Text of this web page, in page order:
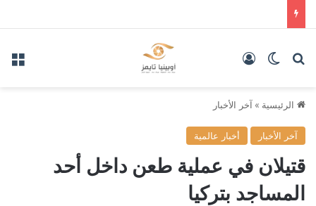
بحث عنالوضع المظلم
الرئيسية » آخر الأخبار
آخر الأخبار أخبار عالمية
قتيلان في عملية طعن داخل أحد
المساجد بتركيا